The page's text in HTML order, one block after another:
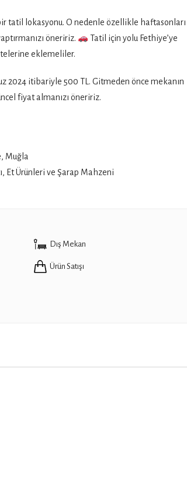
tatil lokasyonu. O nedenle özellikle haftasonları
öneririz.
Tatil için yolu Fethiye’ye
eklemeliler.
2024 itibariyle 500 TL. Gitmeden önce mekanın
fiyat almanızı öneririz.
Muğla
Et Ürünleri ve Şarap Mahzeni
Dış Mekan
Ürün Satışı